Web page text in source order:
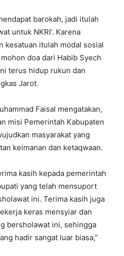
barokah, jadi itulah
untuk NKRI’. Karena
kesatuan itulah modal sosial
doa dari Habib Syech
terus hidup rukun dan
Jarot.
Faisal mengatakan,
misi Pemerintah Kabupaten
masyarakat yang
keimanan dan ketaqwaan.
kasih kepada pemerintah
yang telah mensuport
ini. Terima kasih juga
keras mensyiar dan
bersholawat ini, sehingga
hadir sangat luar biasa,”